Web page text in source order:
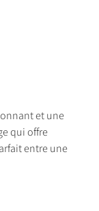
et une
qui offre
entre une